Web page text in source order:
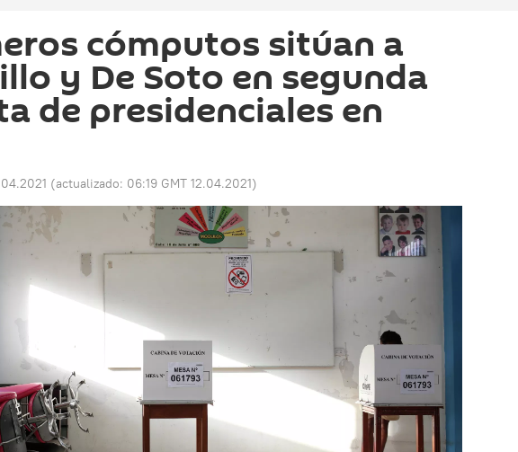
cómputos sitúan a
y De Soto en segunda
de presidenciales en
(actualizado: 06:19 GMT 12.04.2021)